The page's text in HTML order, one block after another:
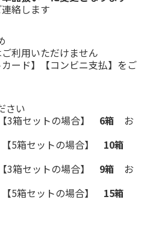
絡します
利用いただけません
ード】【コンビニ支払】をご
さい
セットの場合】 6箱 お
の場合】 10箱
セットの場合】 9箱 お
の場合】 15箱